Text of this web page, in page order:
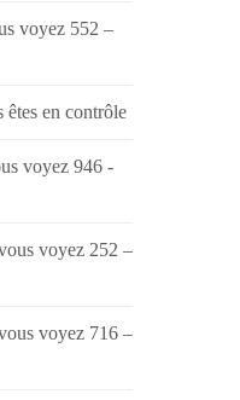
voyez 552 –
en contrôle
voyez 946 -
voyez 252 –
voyez 716 –